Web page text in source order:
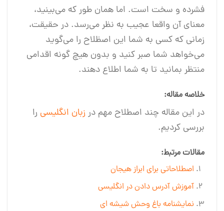
فشرده و سخت است. اما همان طور که می‌بینید،
معنای آن واقعا عجیب به نظر می‌رسد. در حقیقت،
زمانی که کسی به شما این اصظلاح را می‌گوید
می‌خواهد شما صبر کنید و بدون هیچ گونه اقدامی
منتظر بمانید تا به شما اطلاع دهند.
خلاصه مقاله:
در این مقاله چند اصطلاح مهم در زبان انگلیسی را
بررسی کردیم.
مقالات مرتبط:
اصطلاحاتی برای ابراز هیجان
آموزش آدرس دادن در انگلیسی
نمایشنامه باغ وحش شیشه ای